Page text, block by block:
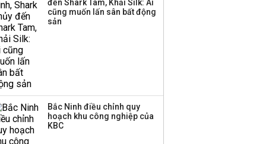
‘phất lên’ trong tháng 8,
nhóm ngành nào có
đến Shark Tam, Khải Silk: Ai
cũng muốn lấn sân bất động
sản
Bắc Ninh điều chỉnh quy
hoạch khu công nghiệp của
KBC